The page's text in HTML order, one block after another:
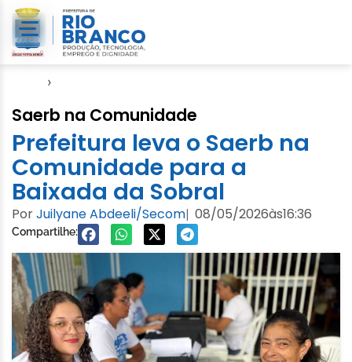
›
Saerb na Comunidade
Prefeitura leva o Saerb na
Comunidade para a
Baixada da Sobral
PorJuilyane Abdeeli/Secom| 08/05/2026às16:36
Compartilhe: